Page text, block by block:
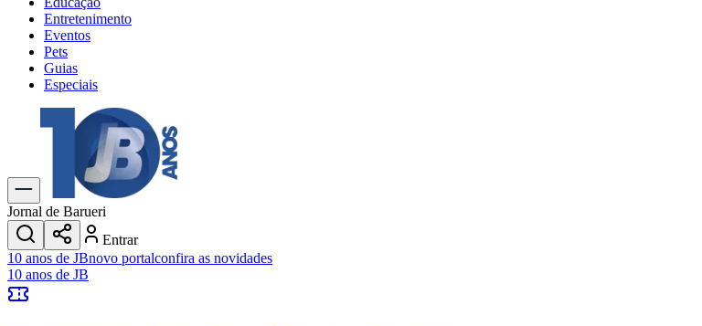
Entretenimento
Eventos
Pets
Guias
Especiais
Explore Tudo
Últimas Notícias
Previsão do Tempo
Trânsito e Rotas
Dia a Dia & Lazer
Transportes
Gastronomia
Cinema & Shows
JogosNovo
Jornal de Barueri
Entrar
10 anos de JBnovo portalconfira as novidades
10 anos de JB